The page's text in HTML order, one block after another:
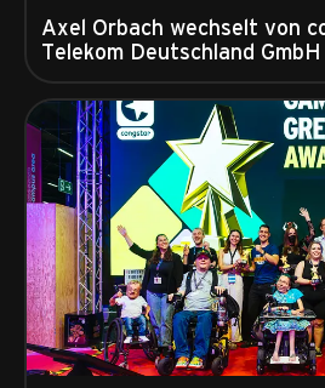
Axel Orbach wechselt von
Telekom Deutschland GmbH